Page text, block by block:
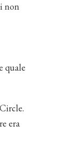
non
quale
era